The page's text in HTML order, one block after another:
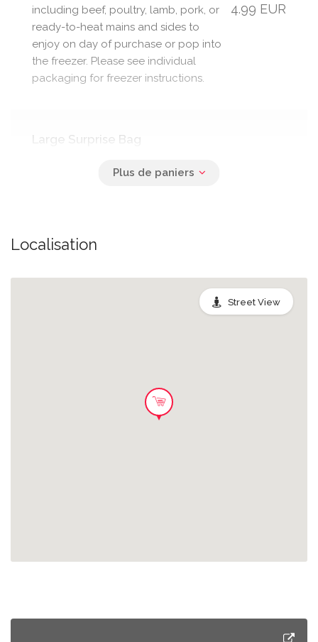
including beef, poultry, lamb, pork, or
ready-to-heat mains and sides to
enjoy on day of purchase or pop into
the freezer. Please see individual
packaging for freezer instructions.
4.99 EUR
Large Surprise Bag
Surprise Bag. You may receive a mixed
sides to enjoy on day of purchase or
individual packaging for freezer
fresh butchery offerings including beef,
poultry, lamb, or pork as well as ready-
This festive surprise bag is ideal for
Localisation
Street View